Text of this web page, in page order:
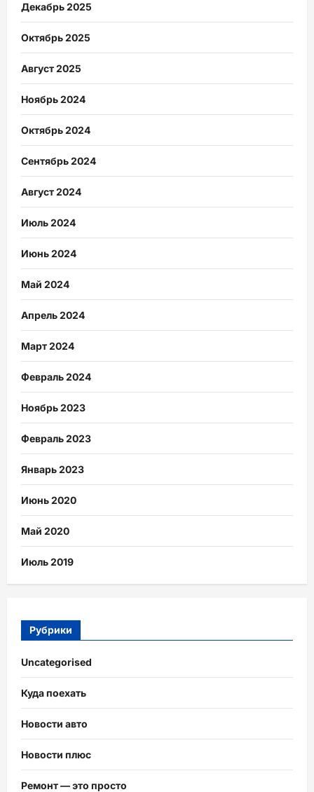
Декабрь 2025
Октябрь 2025
Август 2025
Ноябрь 2024
Октябрь 2024
Сентябрь 2024
Август 2024
Июль 2024
Июнь 2024
Май 2024
Апрель 2024
Март 2024
Февраль 2024
Ноябрь 2023
Февраль 2023
Январь 2023
Июнь 2020
Май 2020
Июль 2019
Рубрики
Uncategorised
Куда поехать
Новости авто
Новости плюс
Ремонт — это просто